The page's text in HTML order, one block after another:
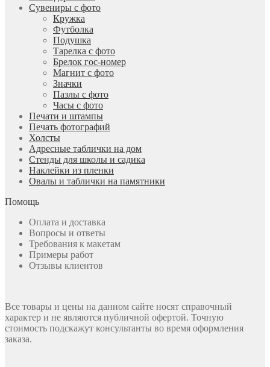
Сувениры с фото
Кружка
Футболка
Подушка
Тарелка с фото
Брелок гос-номер
Магнит с фото
Значки
Пазлы с фото
Часы с фото
Печати и штампы
Печать фотографий
Холсты
Адресные таблички на дом
Стенды для школы и садика
Наклейки из пленки
Овалы и таблички на памятники
Помощь
Оплата и доставка
Вопросы и ответы
Требования к макетам
Примеры работ
Отзывы клиентов
Все товары и цены на данном сайте носят справочный
характер и не являются публичной офертой. Точную
стоимость подскажут консультанты во время оформления
заказа.